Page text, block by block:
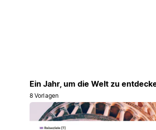
Ein Jahr, um die Welt zu
8 Vorlagen